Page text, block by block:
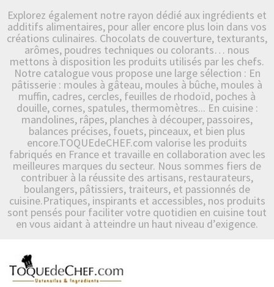
Explorez également notre rayon dédié aux ingrédients et
additifs alimentaires, pour aller encore plus loin dans vos
créations culinaires. Chocolats de couverture, texturants,
arômes, poudres techniques ou colorants… nous
mettons à disposition les produits utilisés par les chefs.
Notre catalogue vous propose une large sélection : En
pâtisserie : moules à gâteau, moules à bûche, moules à
muffin, cadres, cercles, feuilles de rhodoïd, poches à
douille, cornes, spatules, thermomètres... En cuisine :
mandolines, râpes, planches à découper, passoires,
balances précises, fouets, pinceaux, et bien plus
encore.TOQUEdeCHEF.com valorise les produits
fabriqués en France et travaille en collaboration avec les
meilleures marques du secteur. Nous sommes fiers de
contribuer à la réussite des artisans, restaurateurs,
boulangers, pâtissiers, traiteurs, et passionnés de
cuisine.Pratiques, inspirants et accessibles, nos produits
sont pensés pour faciliter votre quotidien en cuisine tout
en vous aidant à atteindre un haut niveau d’exigence.